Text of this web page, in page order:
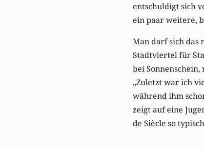
entschuldigt sich
ein paar weitere,
Man darf sich das
Stadtviertel für
bei
„Zuletzt war ich
während ihm
zeigt auf eine
de Siècle so